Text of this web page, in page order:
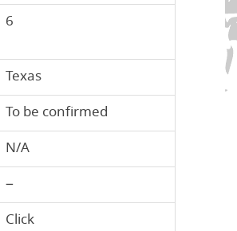
6
Texas
To be confirmed
N/A
–
Click